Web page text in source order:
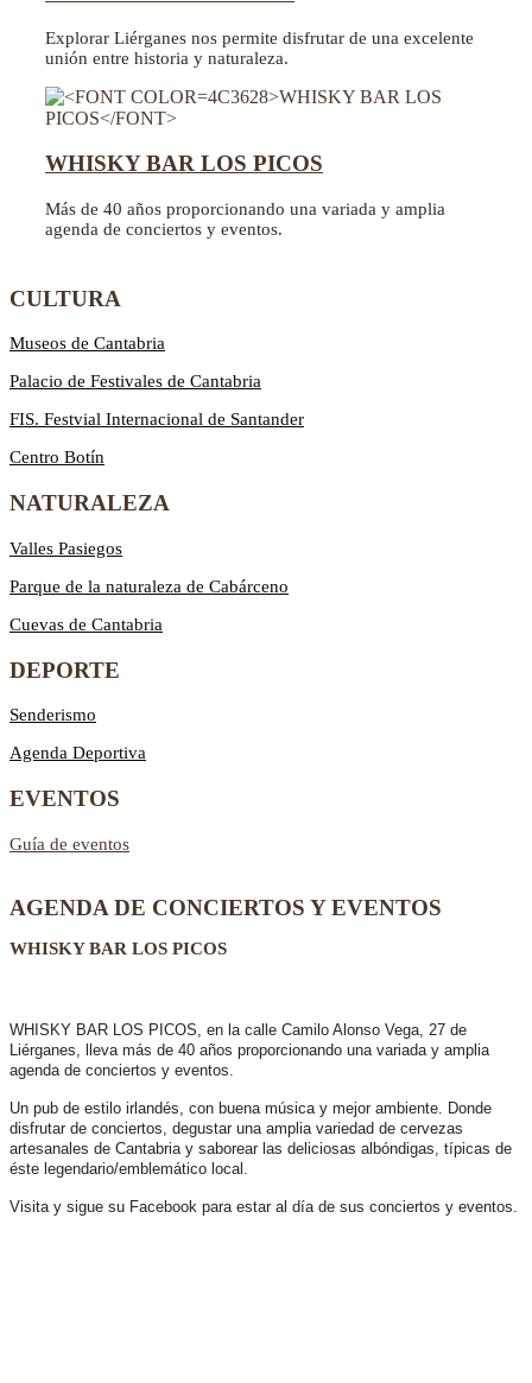
Explorar Liérganes nos permite disfrutar de una excelente
unión entre historia y naturaleza.
WHISKY BAR LOS PICOS
Más de 40 años proporcionando una variada y amplia
agenda de conciertos y eventos.
CULTURA
Museos de Cantabria
Palacio de Festivales de Cantabria
FIS. Festvial Internacional de Santander
Centro Botín
NATURALEZA
Valles Pasiegos
Parque de la naturaleza de Cabárceno
Cuevas de Cantabria
DEPORTE
Senderismo
Agenda Deportiva
EVENTOS
Guía de eventos
AGENDA DE CONCIERTOS Y EVENTOS
WHISKY BAR LOS PICOS
WHISKY BAR LOS PICOS, en la calle Camilo Alonso Vega, 27 de
Liérganes, lleva más de 40 años proporcionando una variada y amplia
agenda de conciertos y eventos.
Un pub de estilo irlandés, con buena música y mejor ambiente. Donde
disfrutar de conciertos, degustar una amplia variedad de cervezas
artesanales de Cantabria y saborear las deliciosas albóndigas, típicas de
éste legendario/emblemático local.
Visita y sigue su Facebook para estar al día de sus conciertos y eventos.